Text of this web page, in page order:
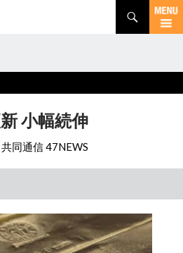
小幅続伸
共同通信 47NEWS